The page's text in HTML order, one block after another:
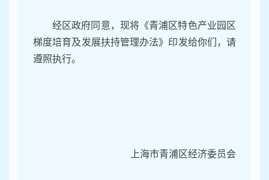
经区政府同意，现将《青浦区特色产业园区
梯度培育及发展扶持管理办法》印发给你们，请
遵照执行。
上海市青浦区经济委员会